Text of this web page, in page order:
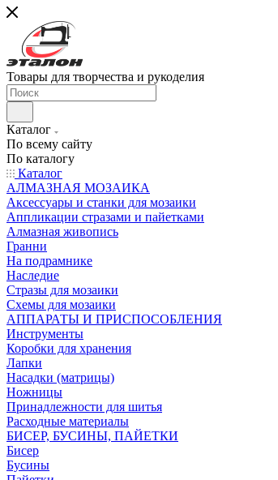
Товары для творчества и рукоделия
Каталог
По всему сайту
По каталогу
Каталог
АЛМАЗНАЯ МОЗАИКА
Аксессуары и станки для мозаики
Аппликации стразами и пайетками
Алмазная живопись
Гранни
На подрамнике
Наследие
Стразы для мозаики
Схемы для мозаики
АППАРАТЫ И ПРИСПОСОБЛЕНИЯ
Инструменты
Коробки для хранения
Лапки
Насадки (матрицы)
Ножницы
Принадлежности для шитья
Расходные материалы
БИСЕР, БУСИНЫ, ПАЙЕТКИ
Бисер
Бусины